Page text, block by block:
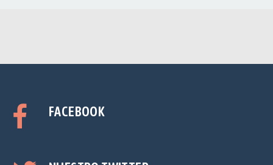
FACEBOOK